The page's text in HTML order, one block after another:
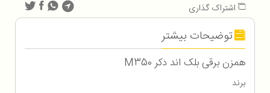
اشتراک گذاری
توضیحات بیشتر
همزن برقی بلک اند دکر M350
برند